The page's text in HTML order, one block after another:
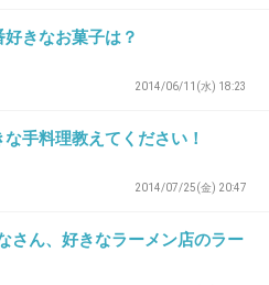
か好きだったな。
(*^_^*)
きなお菓子は？
2014/06/11(水) 18:23
手料理教えてください！
2014/07/25(金) 20:47
さん、好きなラーメン店のラー